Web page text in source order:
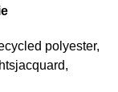
polyester,